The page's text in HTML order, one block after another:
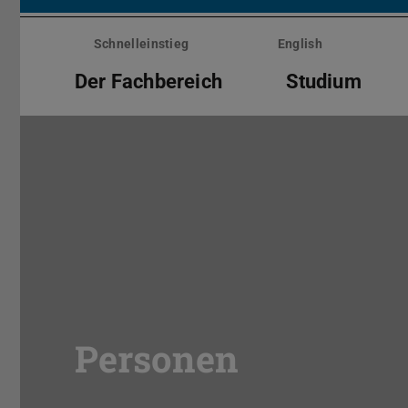
Menü
überspringenSchnelleinstieg English
Der Fachbereich Studium
Personen